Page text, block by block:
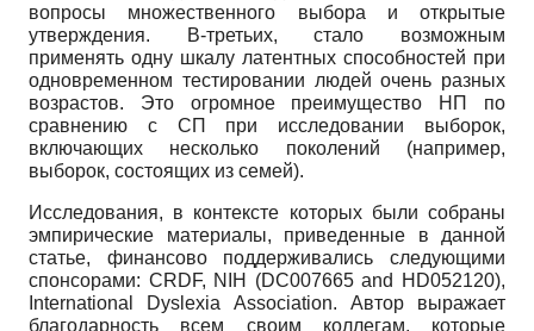
вопросы множественного выбора и открытые
утверждения. В-третьих, стало возможным
применять одну шкалу латентных способностей при
одновременном тестировании людей очень разных
возрастов. Это огромное преимущество НП по
сравнению с СП при исследовании выборок,
включающих несколько поколений (например,
выборок, состоящих из семей).
Исследования, в контексте которых были собраны
эмпирические материалы, приведенные в данной
статье, финансово поддерживались следующими
спонсорами: CRDF, NIH (DC007665 and HD052120),
International Dyslexia Association. Автор выражает
благодарность всем своим коллегам, которые